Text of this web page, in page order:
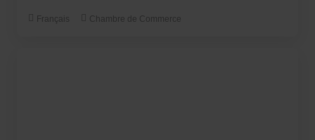
Français Chambre de Commerce